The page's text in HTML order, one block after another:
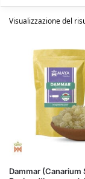
Visualizzazione del
Dammar (Canarium